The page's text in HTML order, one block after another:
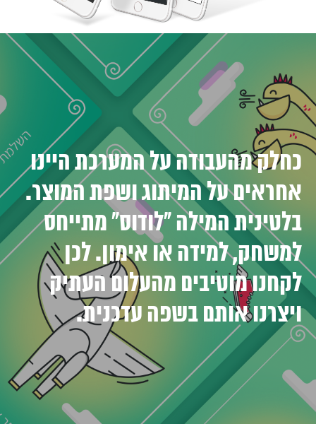
כחלק מהעבודה על המערכת היינו
אחראים על המיתוג ושפת המוצר.
בלטינית המילה ״לודוס״ מתייחס
למשחק, למידה או אימון. לכן
לקחנו מוטיבים מהעלום העתיק
ויצרנו אותם בשפה עדכנית.